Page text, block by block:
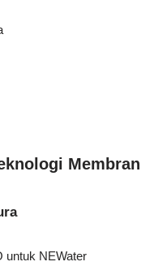
Membran
untuk NEWater